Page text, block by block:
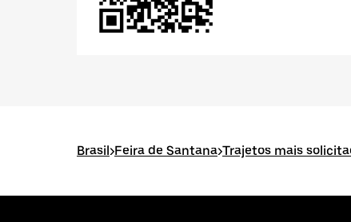
Brasil>Feira de Santana>Trajetos mais